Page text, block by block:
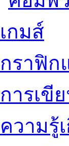
เกมส์
กราฟิก
การเขี
ความรู้